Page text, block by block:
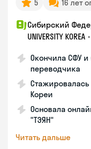
5 16 лет
Сибирский
UNIVERSITY KOREA •
Окончила СФУ
переводчика
Кореи
Основала
"ТЭЯН"
Читать дальше